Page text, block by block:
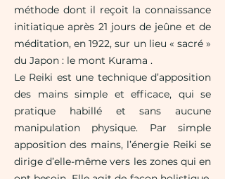
méthode dont il reçoit la connaissance
initiatique après 21 jours de jeûne et de
méditation, en 1922, sur un lieu « sacré »
du Japon : le mont Kurama .
Le Reiki est une technique d’apposition
des mains simple et efficace, qui se
pratique habillé et sans aucune
manipulation physique. Par simple
apposition des mains, l’énergie Reiki se
dirige d’elle-même vers les zones qui en